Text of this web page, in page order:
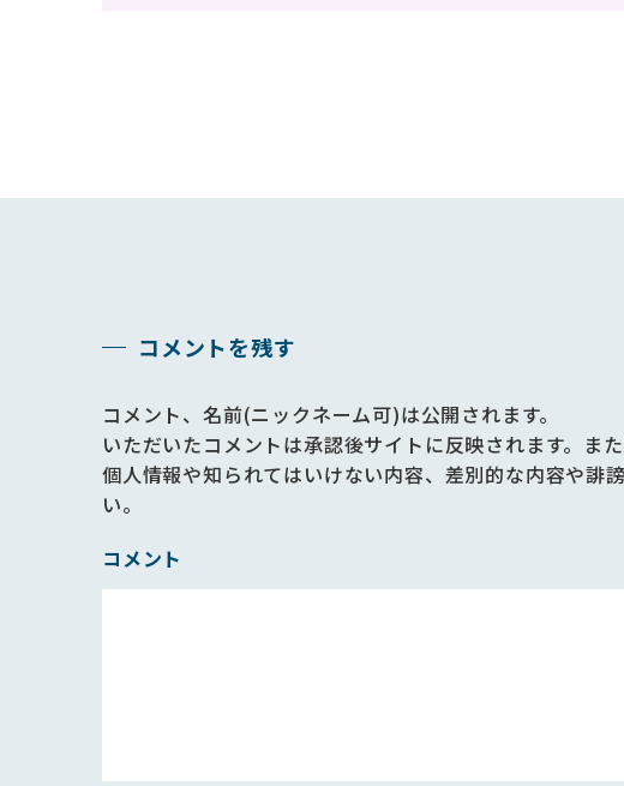
コメントを残す
コメント、名前(ニックネーム可)は公開されます。
いただいたコメントは承認後サイトに反映されます。ま
個人情報や知られてはいけない内容、差別的な内容や誹
い。
コメント